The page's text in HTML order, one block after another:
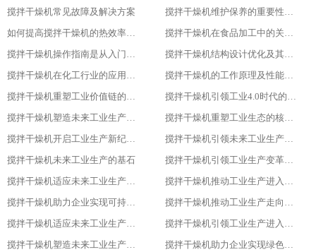
搅拌干燥机常见故障及解决方案
搅拌干燥机维护保养的重要性及实施方法
如何提高搅拌干燥机的热效率与干燥效果
搅拌干燥机在食品加工中的关键作用
搅拌干燥机操作指南是从入门到精通
搅拌干燥机结构设计优化及其影响研究
搅拌干燥机在化工行业的应用及优势分析
搅拌干燥机的工作原理及性能特点详解
搅拌干燥机重塑工业价值链的重要一环
搅拌干燥机引领工业4.0时代的核心设备
搅拌干燥机塑造未来工业生产新格局的重要工具
搅拌干燥机重塑工业生态的核心力量
搅拌干燥机开启工业生产新纪元的关键
搅拌干燥机引领未来工业生产的先锋
搅拌干燥机未来工业生产的基石
搅拌干燥机引领工业生产变革的重要力量
搅拌干燥机适应未来工业生产需求的必备设备
搅拌干燥机推动工业生产进入高效、绿色、智能新时代
搅拌干燥机助力企业实现可持续发展目标
搅拌干燥机推动工业生产走向智能化、绿色化、高效化
搅拌干燥机适应未来工业生产需求的创新设备
搅拌干燥机引领工业生产进入新时代
搅拌干燥机塑造未来工业生产的新格局
搅拌干燥机助力企业实现绿色、智能、高效生产